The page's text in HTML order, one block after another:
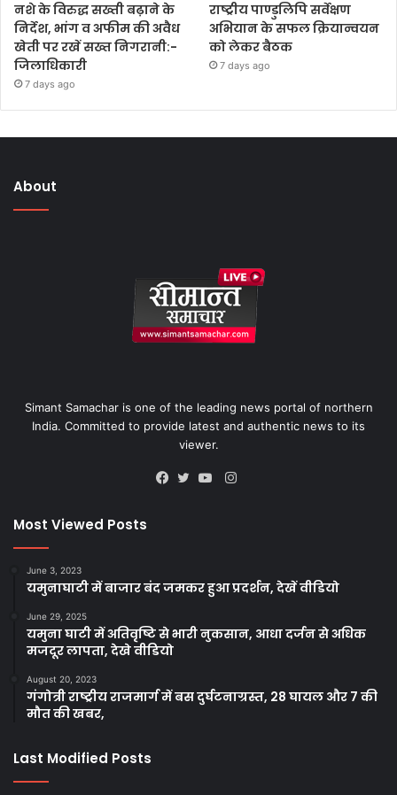
नशे के विरुद्ध सख्ती बढ़ाने के
निर्देश, भांग व अफीम की अवैध
खेती पर रखें सख्त निगरानी:-
जिलाधिकारी
7 days ago
राष्ट्रीय पाण्डुलिपि सर्वेक्षण
अभियान के सफल क्रियान्वयन
को लेकर बैठक
7 days ago
About
Simant Samachar is one of the leading news portal of northern
India. Committed to provide latest and authentic news to its
viewer.
Instagram
Most Viewed Posts
June 3, 2023
यमुनाघाटी में बाजार बंद जमकर हुआ प्रदर्शन, देखें वीडियो
June 29, 2025
यमुना घाटी में अतिवृष्टि से भारी नुकसान, आधा दर्जन से अधिक
मजदूर लापता, देखे वीडियो
August 20, 2023
गंगोत्री राष्ट्रीय राजमार्ग में बस दुर्घटनाग्रस्त, 28 घायल और 7 की
मौत की खबर,
Last Modified Posts